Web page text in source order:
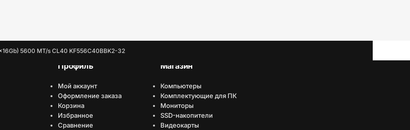
5600 MT/s CL40 KF556C40BBK2-32
Профиль
Мой аккаунт
Оформление заказа
Корзина
Избранное
Сравнение
Магазин
Компьютеры
Комплектующие для ПК
Мониторы
SSD-накопители
Видеокарты